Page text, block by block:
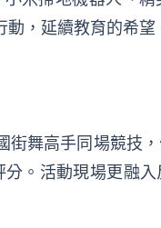
，延續教育的希望
舞高手同場競技
。活動現場更融